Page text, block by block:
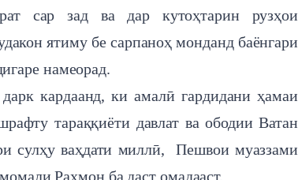
сар зад ва дар кутоҳтарин рузҳои
ятиму бе сарпаноҳ монданд баёнгари
намеорад.
кардаанд, ки амалӣ гардидани ҳамаи
тараққиёти давлат ва ободии Ватан
сулҳу ваҳдати миллӣ, Пешвои муаззами
Рахмон ба даст омадааст.